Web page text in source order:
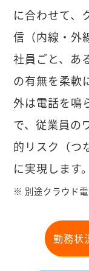
に合わせて、
信（内線・外
社員ごと、あ
の有無を柔軟
外は電話を鳴
で、従業員の
的リスク（つ
に実現します。
※ 別途クラウド電
勤務状